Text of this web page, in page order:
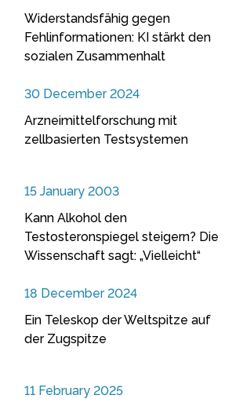
Widerstandsfähig gegen
Fehlinformationen: KI stärkt den
sozialen Zusammenhalt
30 December 2024
Arzneimittelforschung mit
zellbasierten Testsystemen
15 January 2003
Kann Alkohol den
Testosteronspiegel steigern? Die
Wissenschaft sagt: „Vielleicht“
18 December 2024
Ein Teleskop der Weltspitze auf
der Zugspitze
11 February 2025